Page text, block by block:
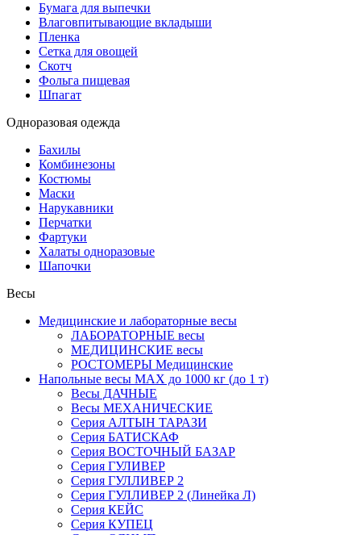
Бумага для выпечки
Влаговпитывающие вкладыши
Пленка
Сетка для овощей
Скотч
Фольга пищевая
Шпагат
Одноразовая одежда
Бахилы
Комбинезоны
Костюмы
Маски
Нарукавники
Перчатки
Фартуки
Халаты одноразовые
Шапочки
Весы
Медицинские и лабораторные весы
ЛАБОРАТОРНЫЕ весы
МЕДИЦИНСКИЕ весы
РОСТОМЕРЫ Медицинские
Напольные весы MAX до 1000 кг (до 1 т)
Весы ДАЧНЫЕ
Весы МЕХАНИЧЕСКИЕ
Серия АЛТЫН ТАРАЗИ
Серия БАТИСКАФ
Серия ВОСТОЧНЫЙ БАЗАР
Серия ГУЛИВЕР
Серия ГУЛЛИВЕР 2
Серия ГУЛЛИВЕР 2 (Линейка Л)
Серия КЕЙС
Серия КУПЕЦ